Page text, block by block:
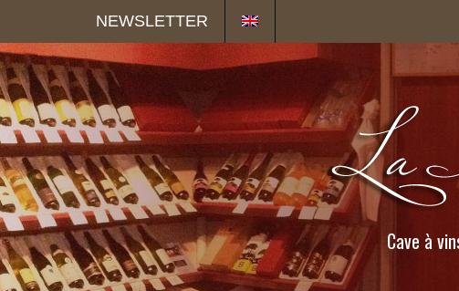
NEWSLETTER
Cave à
Panneau de gestion des cookies